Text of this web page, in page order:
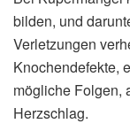
bilden, und
Verletzungen
Knochendefekte,
mögliche Folgen,
Herzschlag.